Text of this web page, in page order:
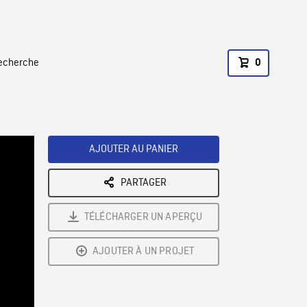
0
AJOUTER AU PANIER
PARTAGER
TÉLÉCHARGER UN APERÇU
AJOUTER À UN PROJET